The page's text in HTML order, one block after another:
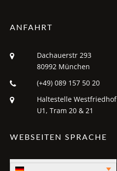
ANFAHRT
Dachauerstr 293
80992 München
(+49) 089 157 50 20
Haltestelle Westfriedhof
U1, Tram 20 & 21
WEBSEITEN SPRACHE